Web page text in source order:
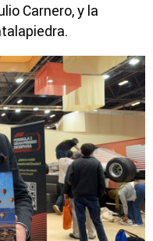
Carnero, y la